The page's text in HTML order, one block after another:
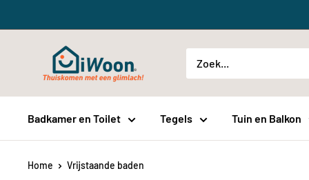
naar
iWoon.nl
Badkamer en Toilet Tegels Tuin en Balkon
Home Vrijstaande baden